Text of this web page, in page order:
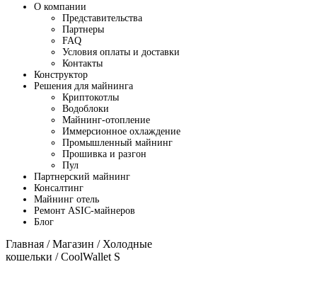
О компании
Представительства
Партнеры
FAQ
Условия оплаты и доставки
Контакты
Конструктор
Решения для майнинга
Криптокотлы
Водоблоки
Майнинг-отопление
Иммерсионное охлаждение
Промышленный майнинг
Прошивка и разгон
Пул
Партнерский майнинг
Консалтинг
Майнинг отель
Ремонт ASIC-майнеров
Блог
Главная /Магазин / Холодные
кошельки / CoolWallet S